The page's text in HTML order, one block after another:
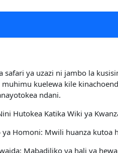
safari ya uzazi ni jambo la
kuelewa kile
ndani.
Hutokea Katika Wiki ya
Homoni: Mwili huanza kutoa
Mabadiliko ya hali ya